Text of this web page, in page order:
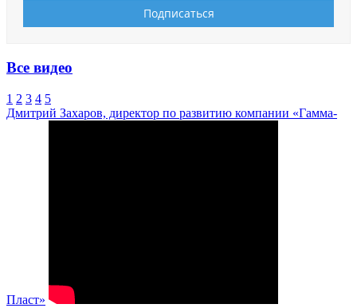
Все видео
1 2 3 4 5
Дмитрий Захаров, директор по развитию компании «Гамма-
Пласт»